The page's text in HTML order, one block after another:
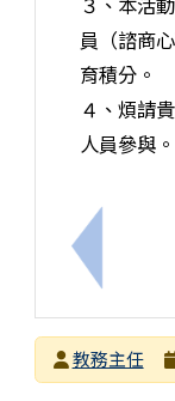
上一筆：
員（諮商
育積分。
４、煩請
人員參與。
發布者
教務主任